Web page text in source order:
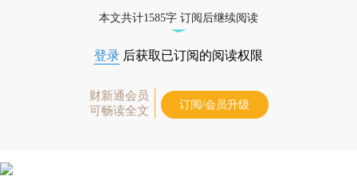
本文共计1585字 订阅后继续阅读
登录 后获取已订阅的阅读权限
财新通会员
可畅读全文
订阅/会员升级